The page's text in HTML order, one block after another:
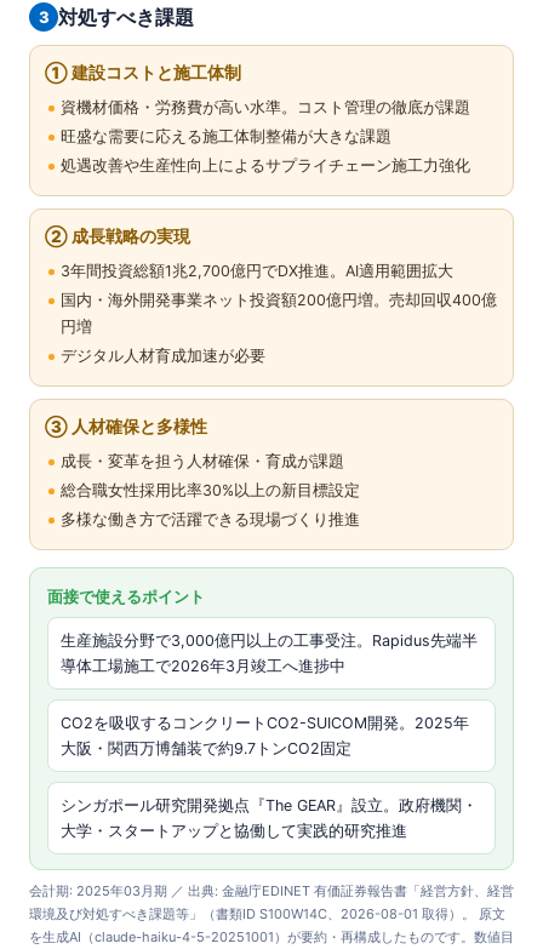
3 対処すべき課題
① 建設コストと施工体制
資機材価格・労務費が高い水準。コスト管理の徹底が課題
旺盛な需要に応える施工体制整備が大きな課題
処遇改善や生産性向上によるサプライチェーン施工力強化
② 成長戦略の実現
3年間投資総額1兆2,700億円でDX推進。AI適用範囲拡大
国内・海外開発事業ネット投資額200億円増。売却回収400億
円増
デジタル人材育成加速が必要
③ 人材確保と多様性
成長・変革を担う人材確保・育成が課題
総合職女性採用比率30%以上の新目標設定
多様な働き方で活躍できる現場づくり推進
面接で使えるポイント
生産施設分野で3,000億円以上の工事受注。Rapidus先端半
導体工場施工で2026年3月竣工へ進捗中
CO2を吸収するコンクリートCO2-SUICOM開発。2025年
大阪・関西万博舗装で約9.7トンCO2固定
シンガポール研究開発拠点『The GEAR』設立。政府機関・
大学・スタートアップと協働して実践的研究推進
会計期: 2025年03月期 ／ 出典: 金融庁EDINET 有価証券報告書「経営方針、経営
環境及び対処すべき課題等」（書類ID S100W14C、2026-08-01 取得）。 原文
を生成AI（claude-haiku-4-5-20251001）が要約・再構成したものです。数値目